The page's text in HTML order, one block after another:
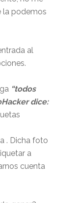
la podemos
al
“todos
dice:
. Dicha foto
a
cuenta